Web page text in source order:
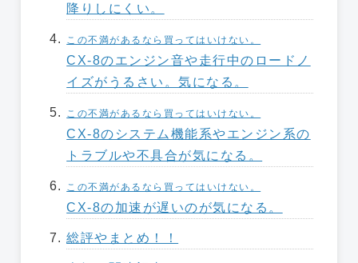
降りしにくい。
この不満があるなら買ってはいけない。
CX-8のエンジン音や走行中のロードノ
イズがうるさい。気になる。
この不満があるなら買ってはいけない。
CX-8のシステム機能系やエンジン系の
トラブルや不具合が気になる。
この不満があるなら買ってはいけない。
CX-8の加速が遅いのが気になる。
総評やまとめ！！